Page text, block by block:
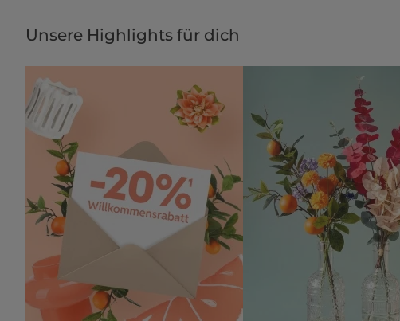
Unsere Highlights für dich